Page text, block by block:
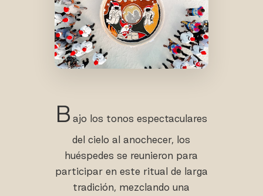
B ajo los tonos espectaculares
del cielo al anochecer, los
huéspedes se reunieron para
participar en este ritual de larga
tradición, mezclando una